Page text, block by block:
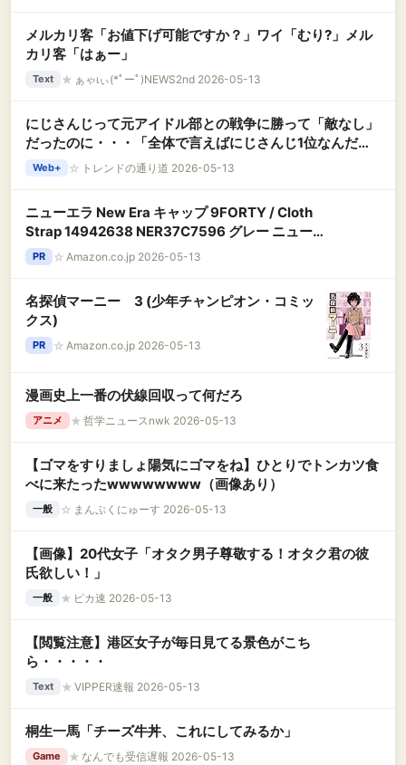
メルカリ客「お値下げ可能ですか？」ワイ「むり?」メル
カリ客「はぁー」
Text ★ ぁゃιぃ(*ﾟーﾟ)NEWS2nd 2026-05-13
にじさんじって元アイドル部との戦争に勝って「敵なし」
だったのに・・・「全体で言えばにじさんじ1位なんだ
が・・・、何故か全てホロライブも持ってかれる」
Web+ ☆ トレンドの通り道 2026-05-13
ニューエラ New Era キャップ 9FORTY / Cloth
Strap 14942638 NER37C7596 グレー ニューエ
ラキャップ ラインストーン Rhinestone メンズ
レディース 帽子 9フォーティー男女兼用ユニセッ
種類 940 にゅーえらー 深め お出かけ紫外線カッ
ト 流行トレンドデザイン FREE
PR ☆ Amazon.co.jp 2026-05-13
名探偵マーニー 3 (少年チャンピオン・コミッ
クス)
PR ☆ Amazon.co.jp 2026-05-13
漫画史上一番の伏線回収って何だろ
アニメ ★ 哲学ニュースnwk 2026-05-13
【ゴマをすりましょ陽気にゴマをね】ひとりでトンカツ食
べに来たったwwwwwwww（画像あり）
一般 ☆ まんぷくにゅーす 2026-05-13
【画像】20代女子「オタク男子尊敬する！オタク君の彼
氏欲しい！」
一般 ★ ピカ速 2026-05-13
【閲覧注意】港区女子が毎日見てる景色がこち
ら・・・・・
Text ★ VIPPER速報 2026-05-13
桐生一馬「チーズ牛丼、これにしてみるか」
Game ★ なんでも受信遅報 2026-05-13